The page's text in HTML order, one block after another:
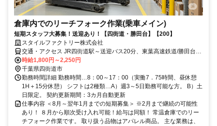
倉庫内でのリーチフォーク作業(乗車メイン)
短期スタッフ大募集！送迎あり！【四街道・勝田台】【200】
スタイルファクトリー株式会社
交通・アクセス JR四街道駅～送迎バス20分、東葉高速鉄道/勝田台駅
～送迎バス45分
時給1,800円～2,250円
千葉県四街道市
勤務時間詳細 勤務時間…8：00～17：00（実働7．75時間、昼休憩
1H＋15分休憩） シフトは2種類…A）週3～5日勤務可能な方。 B）土
日限定。 契約更新期間：3カ月自動更新
仕事内容 ＜8月～翌年1月までの短期募集＞ ※2月まで継続の可能性
あり！ ８月から順次受け入れ可能！給与は同額！ 常温倉庫でのリー
チフォーク作業です。 取り扱う品物はアパレル商品。 主な業務は、